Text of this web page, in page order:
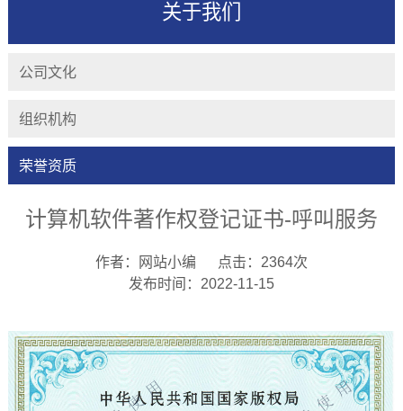
关于我们
公司文化
组织机构
荣誉资质
计算机软件著作权登记证书-呼叫服务
作者：网站小编
点击：2364次
发布时间：2022-11-15